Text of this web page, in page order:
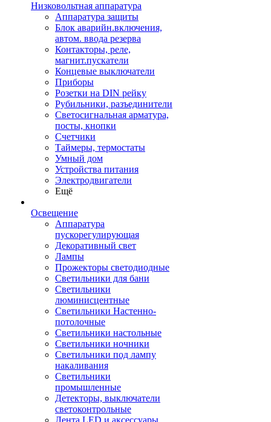
Низковольтная аппаратура
Аппаратура защиты
Блок аварийн.включения,
автом. ввода резерва
Контакторы, реле,
магнит.пускатели
Концевые выключатели
Приборы
Розетки на DIN рейку
Рубильники, разъединители
Светосигнальная арматура,
посты, кнопки
Счетчики
Таймеры, термостаты
Умный дом
Устройства питания
Электродвигатели
Ещё
Освещение
Аппаратура
пускорегулирующая
Декоративный свет
Лампы
Прожекторы светодиодные
Светильники для бани
Светильники
люминисцентные
Светильники Настенно-
потолочные
Светильники настольные
Светильники ночники
Светильники под лампу
накаливания
Светильники
промышленные
Детекторы, выключатели
светоконтрольные